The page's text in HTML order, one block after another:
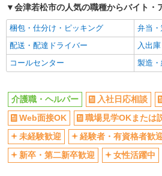
会津若松市の人気の職種からバイト・
梱包・仕分け・ピッキング
弁当
配送・配達ドライバー
入出
コールセンター
製造
介護職・ヘルパー 入社日応相談
Web面接OK
職場見学OKまたは
未経験歓迎
経験者・有資格者歓
新卒・第二新卒歓迎
女性活躍中